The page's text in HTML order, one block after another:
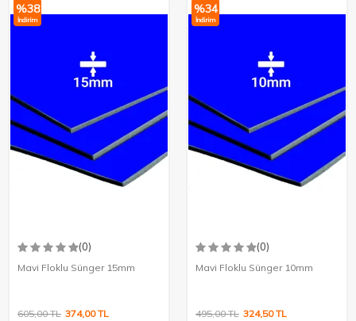
%38
İndirim
(0)
Mavi Floklu Sünger 15mm
605,00TL 374,00TL
%34
İndirim
(0)
Mavi Floklu Sünger 10mm
495,00TL 324,50TL